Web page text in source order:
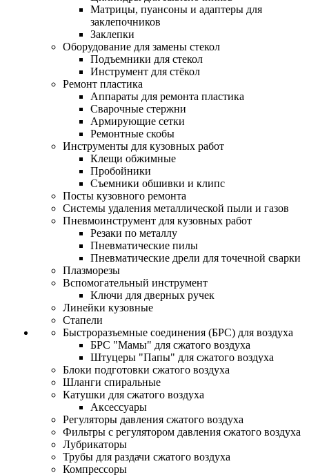
Матрицы, пуансоны и адаптеры для
заклепочников
Заклепки
Оборудование для замены стекол
Подъемники для стекол
Инструмент для стёкол
Ремонт пластика
Аппараты для ремонта пластика
Сварочные стержни
Армирующие сетки
Ремонтные скобы
Инструменты для кузовных работ
Клещи обжимные
Пробойники
Съемники обшивки и клипс
Посты кузовного ремонта
Системы удаления металлической пыли и газов
Пневмоинструмент для кузовных работ
Резаки по металлу
Пневматические пилы
Пневматические дрели для точечной сварки
Плазморезы
Вспомогательный инструмент
Ключи для дверных ручек
Линейки кузовные
Стапели
Быстроразъемные соединения (БРС) для воздуха
БРС "Мамы" для сжатого воздуха
Штуцеры "Папы" для сжатого воздуха
Блоки подготовки сжатого воздуха
Шланги спиральные
Катушки для сжатого воздуха
Аксессуары
Регуляторы давления сжатого воздуха
Фильтры с регулятором давления сжатого воздуха
Лубрикаторы
Трубы для раздачи сжатого воздуха
Компрессоры